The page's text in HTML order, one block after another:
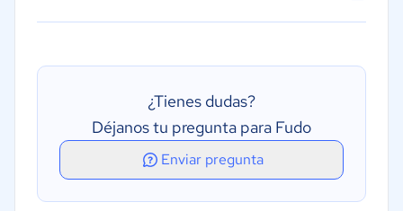
¿Tienes dudas?
Déjanos tu pregunta para Fudo
Enviar pregunta